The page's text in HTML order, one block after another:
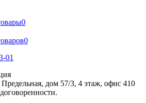
0
0
01
Предельная, дом 57/3, 4 этаж, офис 410